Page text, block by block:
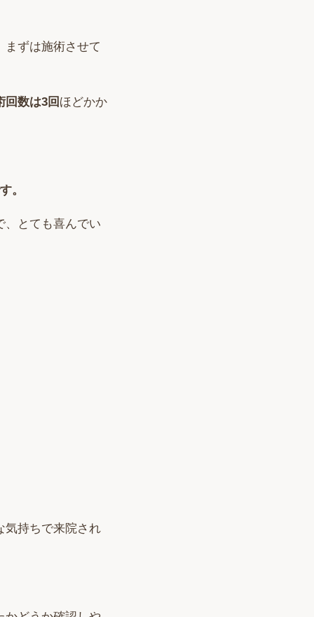
まずは施術させて
回数は3回 ほどかか
。
、とても喜んでい
気持ちで来院され